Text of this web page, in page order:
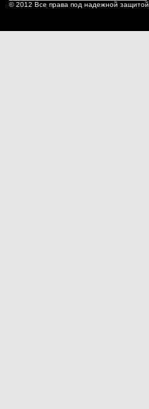
© 2012 Все права под надежной защитой.